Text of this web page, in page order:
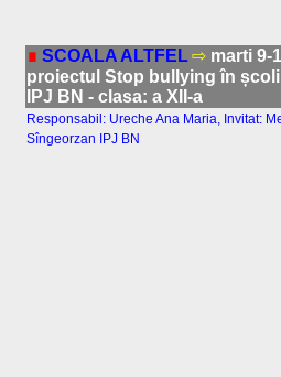
∎ SCOALA ALTFEL ⇨ marti 9-
proiectul Stop bullying în
IPJ BN - clasa: a XII-a
Responsabil: Ureche Ana Maria, Invitat:
Sîngeorzan IPJ BN